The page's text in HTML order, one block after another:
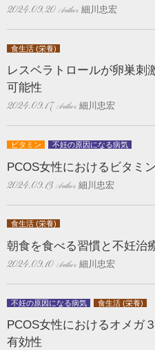
2024.09.20 細川忠宏
食生活 (栄養)
レスベラトロールが卵巣刺
可能性
2024.09.17 細川忠宏
ビタミン 不妊の原因になる病気
PCOS女性におけるビタミ
2024.09.13 細川忠宏
食生活 (栄養)
朝食を食べる習慣と不妊治
2024.09.10 細川忠宏
不妊の原因になる病気 食生活 (栄養)
PCOS女性におけるオメガ
有効性